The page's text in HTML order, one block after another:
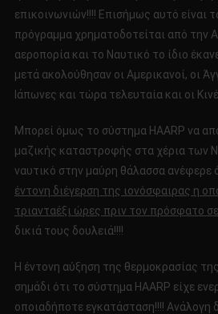
επικοινωνιών!!!! Επισήμως αυτό είναι
πρόγραμμα χρηματοδοτείται από την
αεροπορία και το Ναυτικό το ίδιο
μετά ακολούθησαν οι Αμερικανοί, οι
Ιάπωνες και τώρα τελευταία και οι
Μπορεί όμως το σύστημα HAARP να
μαζικής καταστροφής στα χέρια των
ναυτικό στην μαύρη θάλασσα ανέφερε
έντονη διέγερση της ιονόσφαιρας η
τριανταέξι ώρες πριν τον πρόσφατο
δικιά τους δουλειά!!!!
Η έντονη αύξηση της θερμοκρασίας
σημάδι ότι το σύστημα HAARP είχε
οποιαδήποτε εγκατάσταση!!!! Ανάλογη